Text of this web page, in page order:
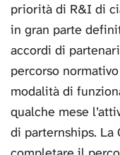
priorità di R&I di
in gran parte
accordi di
percorso
modalità di
qualche mese
di parternships. La